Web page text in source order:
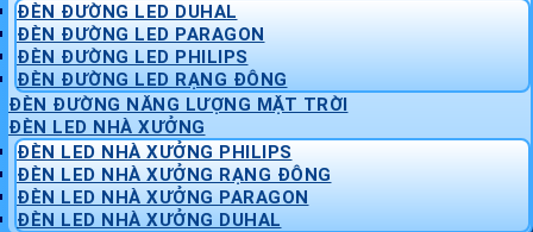
ĐÈN ĐƯỜNG LED DUHAL
ĐÈN ĐƯỜNG LED PARAGON
ĐÈN ĐƯỜNG LED PHILIPS
ĐÈN ĐƯỜNG LED RẠNG ĐÔNG
ĐÈN ĐƯỜNG NĂNG LƯỢNG MẶT TRỜI
ĐÈN LED NHÀ XƯỞNG
ĐÈN LED NHÀ XƯỞNG PHILIPS
ĐÈN LED NHÀ XƯỞNG RẠNG ĐÔNG
ĐÈN LED NHÀ XƯỞNG PARAGON
ĐÈN LED NHÀ XƯỞNG DUHAL